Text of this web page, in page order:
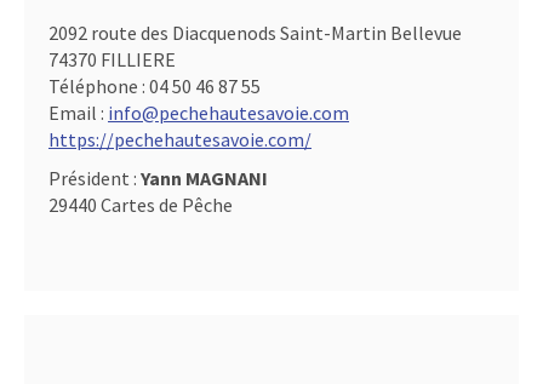
2092 route des Diacquenods Saint-Martin Bellevue
74370 FILLIERE
Téléphone : 04 50 46 87 55
Email : info@pechehautesavoie.com
https://pechehautesavoie.com/
Président : Yann MAGNANI
29440 Cartes de Pêche